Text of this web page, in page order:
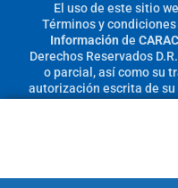
El uso de este sitio
Términos y condiciones
Información de
Derechos Reservados
o parcial, así como su
autorización escrita de